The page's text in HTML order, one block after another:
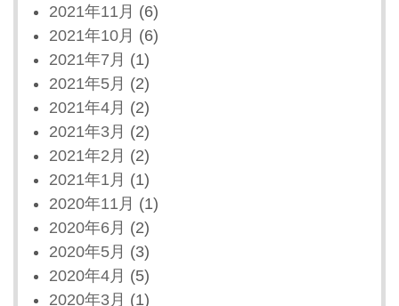
2021年11月 (6)
2021年10月 (6)
2021年7月 (1)
2021年5月 (2)
2021年4月 (2)
2021年3月 (2)
2021年2月 (2)
2021年1月 (1)
2020年11月 (1)
2020年6月 (2)
2020年5月 (3)
2020年4月 (5)
2020年3月 (1)